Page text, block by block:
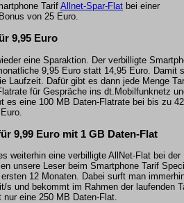
Tarif Allnet-Spar-Flat bei einer
von 25 Euro.
9,95 Euro
eine Sparaktion. Der verbilligte
9,95 Euro statt 14,95 Euro. Damit
Laufzeit. Dafür gibt es dann jede Menge
für Gespräche ins dt.Mobilfunknetz
es eine 100 MB Daten-Flatrate bei bis zu
9,99 Euro mit 1 GB Daten-Flat
weiterhin eine verbilligte AllNet-Flat bei der
unsere Leser beim Smartphone Tarif
12 Monaten. Dabei surft man
s und bekommt im Rahmen der laufenden
eine 250 MB Daten-Flat.